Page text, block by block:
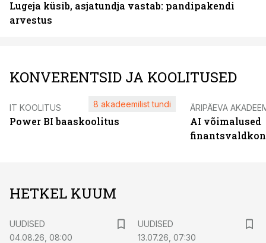
Lugeja küsib, asjatundja vastab: pandipakendi
arvestus
KONVERENTSID JA KOOLITUSED
IT KOOLITUS
Power BI baaskoolitus
8 akadeemilist tundi ÄRIPÄEVA
AI võimalused
HETKEL KUUM
UUDISED
04.08.26, 08:00
UUDISED
13.07.26, 07:30